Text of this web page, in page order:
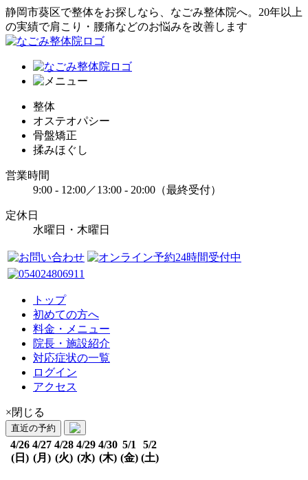
静岡市葵区で整体をお探しなら、なごみ整体院へ。20年以上
の実績で肩こり・腰痛などのお悩みを改善します
整体
オステオパシー
骨盤矯正
揉みほぐし
営業時間
9:00 - 12:00／13:00 - 20:00（最終受付）
定休日
水曜日・木曜日
トップ
初めての方へ
料金・メニュー
院長・施設紹介
対応症状の一覧
ログイン
アクセス
×閉じる
直近の予約
4/26
(日)
4/27
(月)
4/28
(火)
4/29
(水)
4/30
(木)
5/1
(金)
5/2
(土)